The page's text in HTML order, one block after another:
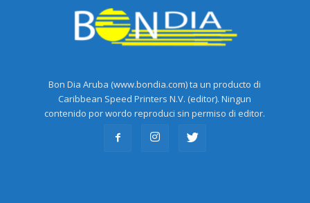
Bon Dia Aruba (www.bondia.com) ta un producto di
Caribbean Speed Printers N.V. (editor). Ningun
contenido por wordo reproduci sin permiso di editor.